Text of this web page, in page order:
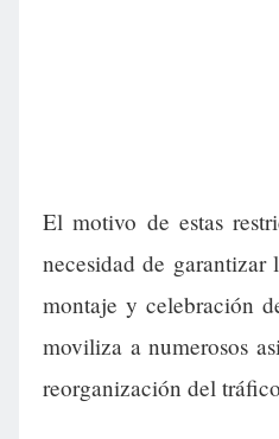
El motivo de estas
necesidad de garantizar
montaje y celebración
moviliza a numerosos
reorganización del